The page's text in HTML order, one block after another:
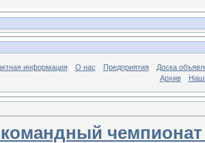
информация О нас Предприятия
Доска
Архив